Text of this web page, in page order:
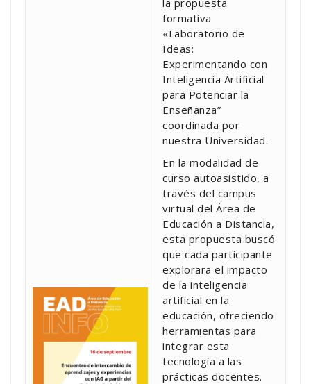
formativa
«Laboratorio de
Ideas:
Experimentando con
Inteligencia Artificial
para Potenciar la
Enseñanza”
coordinada por
nuestra Universidad.
En la modalidad de
curso autoasistido, a
través del campus
virtual del Área de
Educación a Distancia,
esta propuesta buscó
que cada participante
explorara el impacto
de la inteligencia
artificial en la
educación, ofreciendo
herramientas para
integrar esta
tecnología a las
prácticas docentes.